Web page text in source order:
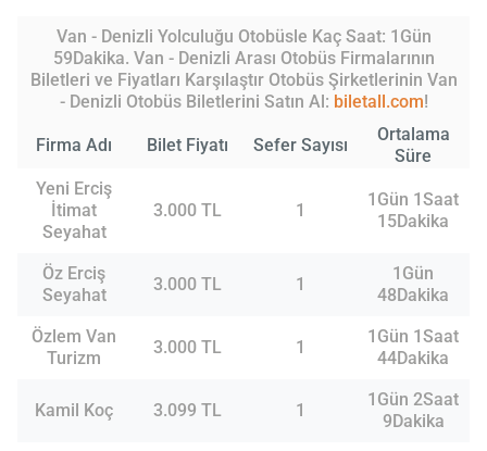
Van - Denizli Yolculuğu Otobüsle Kaç Saat: 1Gün
59Dakika. Van - Denizli Arası Otobüs Firmalarının
Biletleri ve Fiyatları Karşılaştır Otobüs Şirketlerinin Van
- Denizli Otobüs Biletlerini Satın Al: biletall.com!
Firma Adı Bilet Fiyatı Sefer Sayısı
Ortalama
Süre
Yeni Erciş
İtimat
Seyahat
3.000 TL 1
1Gün 1Saat
15Dakika
Öz Erciş
Seyahat
3.000 TL 1
1Gün
48Dakika
Özlem Van
Turizm
3.000 TL 1
1Gün 1Saat
44Dakika
Kamil Koç 3.099 TL 1
1Gün 2Saat
9Dakika